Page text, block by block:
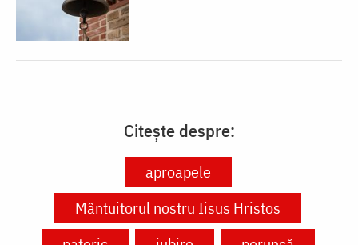
Citește despre:
aproapele
Mântuitorul nostru Iisus Hristos